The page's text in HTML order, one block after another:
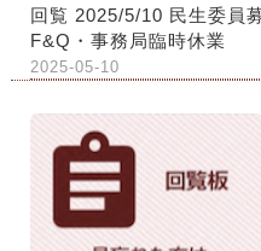
回覧 2025/5/10 民生委員
F&Q・事務局臨時休業
2025-05-10